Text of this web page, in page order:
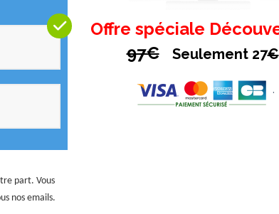
part. Vous
nos emails.
Offre spéciale
97€
Seulement 27€
.